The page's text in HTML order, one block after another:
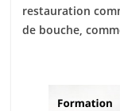
restauration
de bouche,